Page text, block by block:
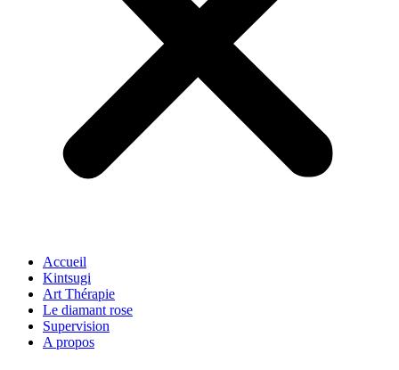
Accueil
Kintsugi
Art Thérapie
Le diamant rose
Supervision
A propos